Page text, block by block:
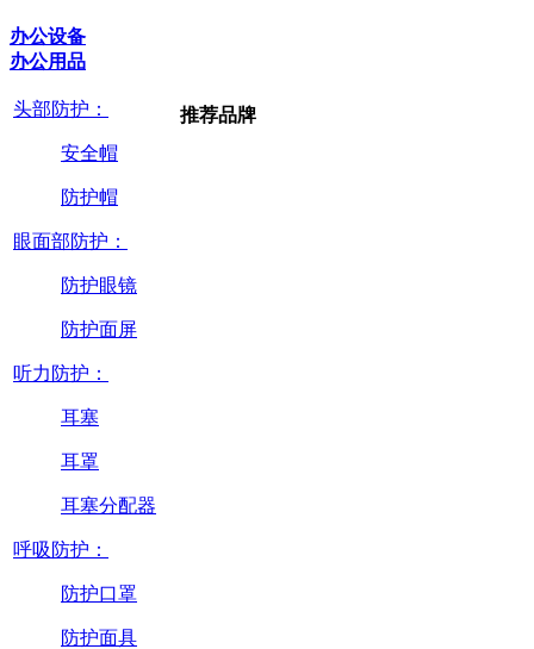
办公设备
办公用品
头部防护：
安全帽
防护帽
眼面部防护：
防护眼镜
防护面屏
听力防护：
耳塞
耳罩
耳塞分配器
呼吸防护：
防护口罩
防护面具
推荐品牌